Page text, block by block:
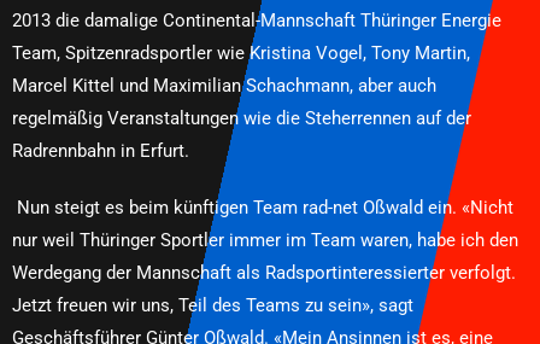
2013 die damalige Continental-Mannschaft Thüringer Energie
Team, Spitzenradsportler wie Kristina Vogel, Tony Martin,
Marcel Kittel und Maximilian Schachmann, aber auch
regelmäßig Veranstaltungen wie die Steherrennen auf der
Radrennbahn in Erfurt.
Nun steigt es beim künftigen Team rad-net Oßwald ein. «Nicht
nur weil Thüringer Sportler immer im Team waren, habe ich den
Werdegang der Mannschaft als Radsportinteressierter verfolgt.
Jetzt freuen wir uns, Teil des Teams zu sein», sagt
Geschäftsführer Günter Oßwald. «Mein Ansinnen ist es, eine